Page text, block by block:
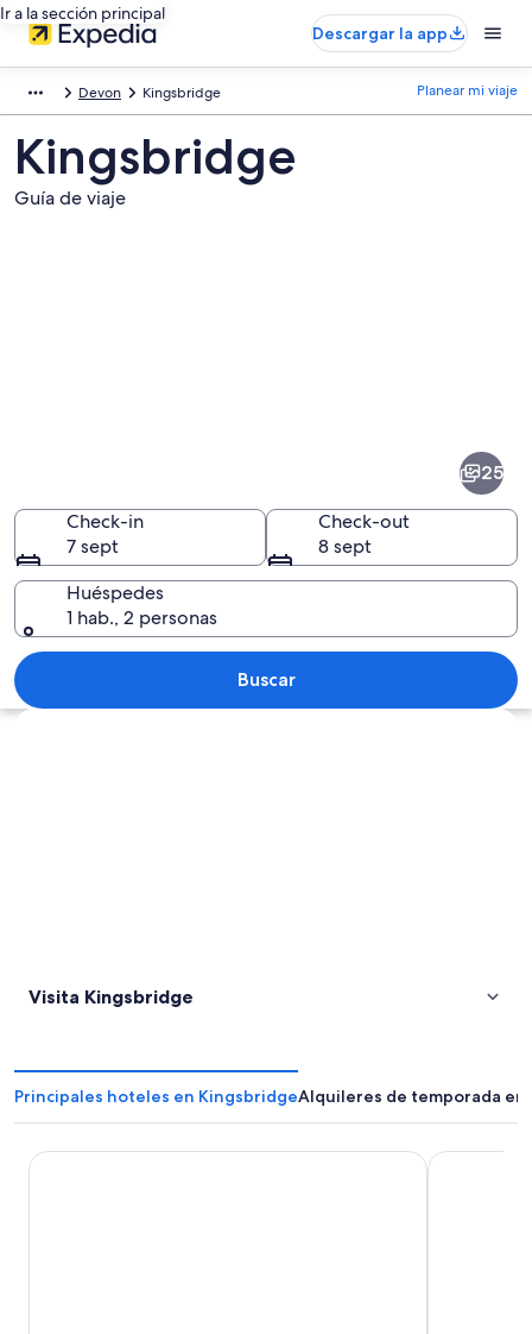
Ir a la sección principal
Descargar la app
Devon Kingsbridge Planear mi viaje
Kingsbridge
Guía de viaje
Un río tranquilo con barcos, una
25
Check-in
7 sept
Check-out
8 sept
Huéspedes
1 hab., 2 personas
Buscar
Ver mapa
Visita Kingsbridge
Principales hoteles en KingsbridgeAlquileres de temporada en
The Globe Inn Hope &